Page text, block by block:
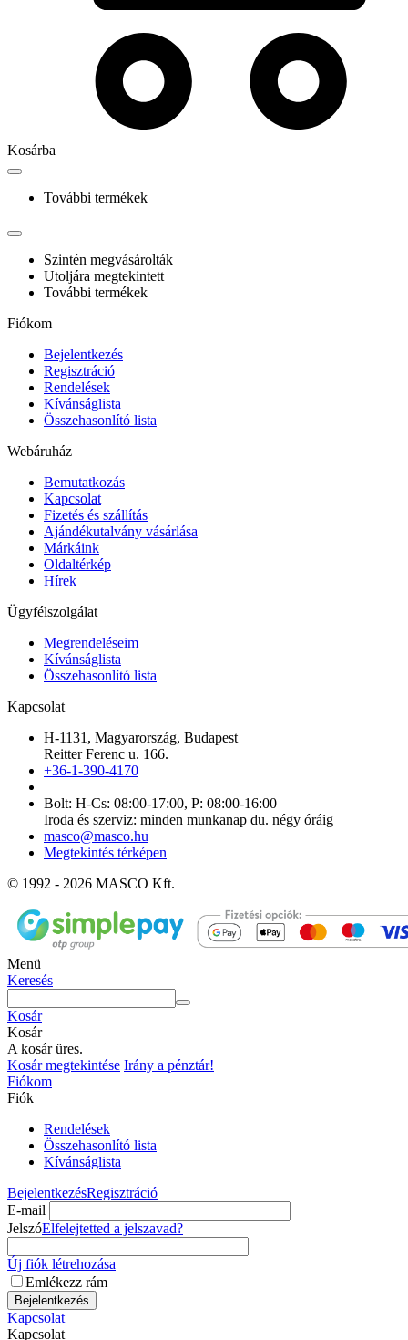
Kosárba
További termékek
Szintén megvásárolták
Utoljára megtekintett
További termékek
Fiókom
Bejelentkezés
Regisztráció
Rendelések
Kívánságlista
Összehasonlító lista
Webáruház
Bemutatkozás
Kapcsolat
Fizetés és szállítás
Ajándékutalvány vásárlása
Márkáink
Oldaltérkép
Hírek
Ügyfélszolgálat
Megrendeléseim
Kívánságlista
Összehasonlító lista
Kapcsolat
H-1131, Magyarország, Budapest
Reitter Ferenc u. 166.
+36-1-390-4170
Bolt: H-Cs: 08:00-17:00, P: 08:00-16:00
Iroda és szerviz: minden munkanap du. négy óráig
masco@masco.hu
Megtekintés térképen
© 1992 - 2026 MASCO Kft.
Menü
Keresés
Kosár
Kosár
A kosár üres.
Kosár megtekintése Irány a pénztár!
Fiókom
Fiók
Rendelések
Összehasonlító lista
Kívánságlista
BejelentkezésRegisztráció
E-mail
JelszóElfelejtetted a jelszavad?
Új fiók létrehozása
Emlékezz rám
Bejelentkezés
Kapcsolat
Kapcsolat